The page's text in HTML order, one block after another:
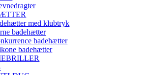
med klubtryk
badehætter
badehætter
badehætter